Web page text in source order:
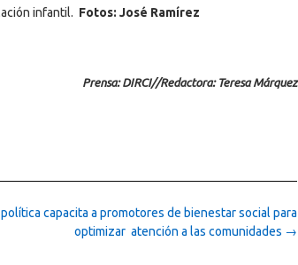
infantil. Fotos: José Ramírez
Prensa: DIRCI//Redactora: Teresa Márquez
capacita a promotores de bienestar social para
optimizar atención a las comunidades →